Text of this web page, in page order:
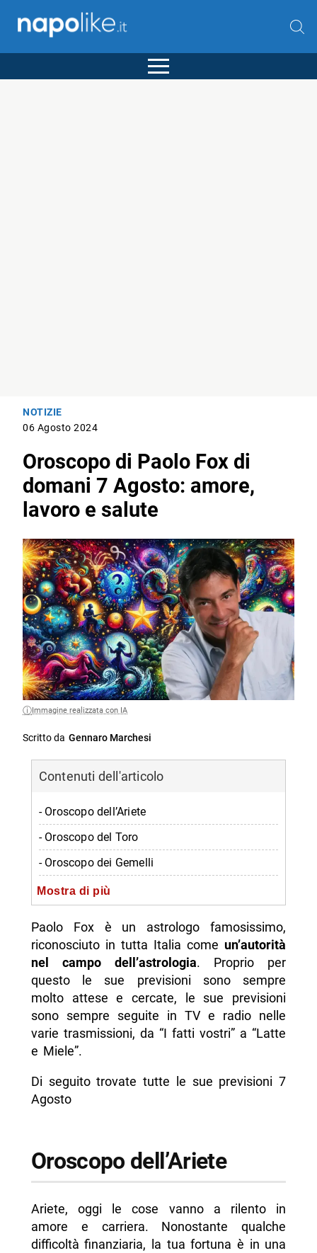
NOTIZIE
06 Agosto 2024
Oroscopo di Paolo Fox di
domani 7 Agosto: amore,
lavoro e salute
Immagine realizzata con IA
Scritto da Gennaro Marchesi
Contenuti dell'articolo
- Oroscopo dell’Ariete
- Oroscopo del Toro
- Oroscopo dei Gemelli
- Oroscopo del Cancro
- Oroscopo della Vergine
- Oroscopo della Bilancia
- Oroscopo dello Scorpione
- Oroscopo del Sagittario
- Oroscopo del Capricorno
- Oroscopo dei Pesci
Mostra di più
Paolo Fox è un astrologo famosissimo,
riconosciuto in tutta Italia come un’autorità
nel campo dell’astrologia. Proprio per
questo le sue previsioni sono sempre
molto attese e cercate, le sue previsioni
sono sempre seguite in TV e radio nelle
varie trasmissioni, da “I fatti vostri” a “Latte
e Miele”.
Di seguito trovate tutte le sue previsioni 7
Agosto
Oroscopo dell’Ariete
Ariete, oggi le cose vanno a rilento in
amore e carriera. Nonostante qualche
difficoltà finanziaria, la tua fortuna è in una